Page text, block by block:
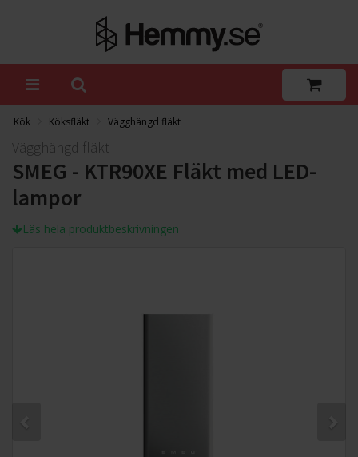
Kök Köksfläkt Vägghängd fläkt
Vägghängd fläkt
SMEG - KTR90XE Fläkt med LED-
lampor
Läs hela produktbeskrivningen